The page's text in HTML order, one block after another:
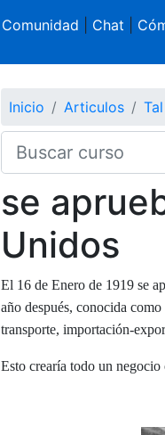
Comunidad Chat
Inicio Articulos
se
Unidos
El 16 de Enero de 1919 se
año después, conocida
transporte, importación-
Esto crearía todo un